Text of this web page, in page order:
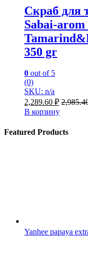
Скраб для
Sabai-
350 gr
0 out of 5
(0)
SKU: n/a
2,289.60 ₽
В корзину
Featured Products
Yanhee papaya